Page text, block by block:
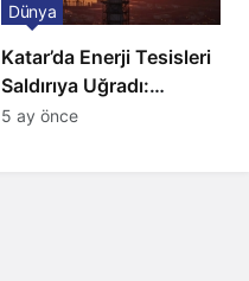
Katar’da Enerji Tesisleri
Saldırıya Uğradı:
Avrupa’da Doğalgaz
Dünya
5 ay önce